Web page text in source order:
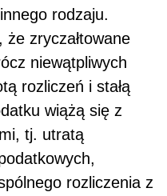
rodzaju.
zryczałtowane
niewątpliwych
rozliczeń i stałą
wiążą się z
tj. utratą
rozliczenia z